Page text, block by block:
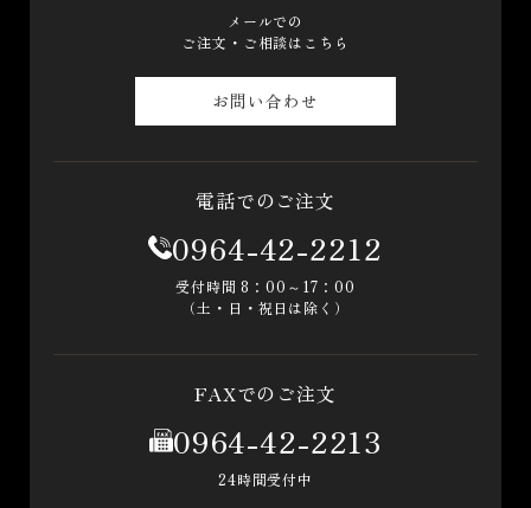
メールでの
ご注文・ご相談はこちら
お問い合わせ
電話でのご注文
0964-42-2212
受付時間 8：00～17：00
（土・日・祝日は除く）
FAXでのご注文
0964-42-2213
24時間受付中